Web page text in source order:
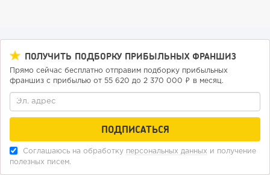
ПОЛУЧИТЬ ПОДБОРКУ ПРИБЫЛЬНЫХ ФРАНШИЗ
Прямо сейчас бесплатно отправим подборку прибыльных
франшиз с прибылью от 55 620 до 2 370 000 ₽ в месяц.
Соглашаюсь на обработку персональных данных и получение
полезных писем.